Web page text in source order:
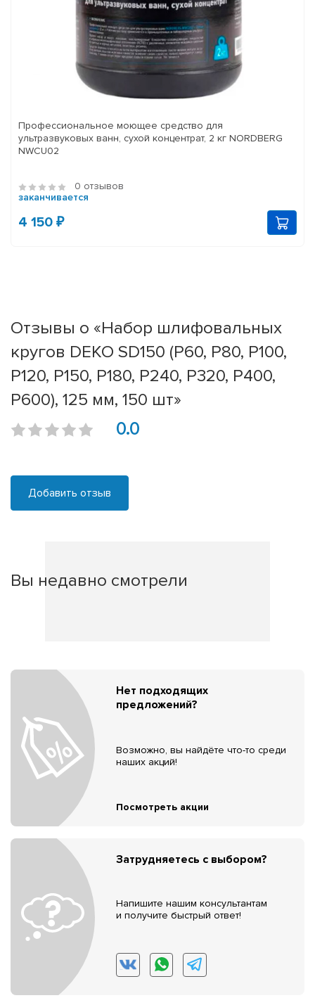
Профессиональное моющее средство для
ультразвуковых ванн, сухой концентрат, 2 кг NORDBERG
NWCU02
0 отзывов
заканчивается
4 150 ₽
Отзывы о «Набор шлифовальных
кругов DEKO SD150 (P60, P80, P100,
P120, P150, P180, P240, P320, P400,
P600), 125 мм, 150 шт»
0.0
Добавить отзыв
Вы недавно смотрели
Нет подходящих
предложений?
Возможно, вы найдёте что-то среди
наших акций!
Посмотреть акции
Затрудняетесь с выбором?
Напишите нашим консультантам
и получите быстрый ответ!